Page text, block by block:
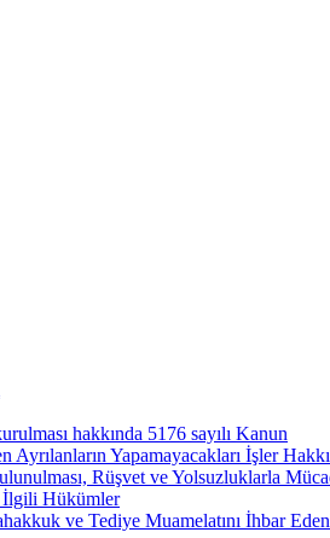
hakkında 5176 sayılı Kanun
Ayrılanların Yapamayacakları İşler
Rüşvet ve Yolsuzluklarla
İlgili Hükümler
ve Tediye Muamelatını İhbar